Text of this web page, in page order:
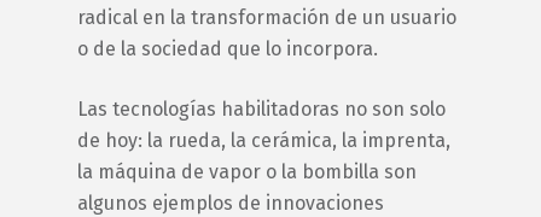
radical en la transformación de un usuario
o de la sociedad que lo incorpora.
Las tecnologías habilitadoras no son solo
de hoy: la rueda, la cerámica, la imprenta,
la máquina de vapor o la bombilla son
algunos ejemplos de innovaciones